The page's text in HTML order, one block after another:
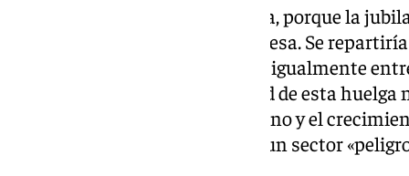
refino. Esta es nuestra demanda, porque la
un coste adicional para la empresa. Se
correspondientes y se abonaría igualmente
Soler. La segunda particularidad de esta huelga
el cuidado del trabajador del refino y el
una “garantía de seguridad» en un sector